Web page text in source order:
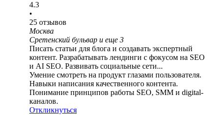
4.3
•
25 отзывов
Москва
Сретенский бульвар и еще 3
Писать статьи для блога и создавать экспертный
контент. Разрабатывать лендинги с фокусом на SEO
и AI SEO. Развивать социальные сети...
Умение смотреть на продукт глазами пользователя.
Навыки написания качественного контента.
Понимание принципов работы SEO, SMM и digital-
каналов.
Откликнуться